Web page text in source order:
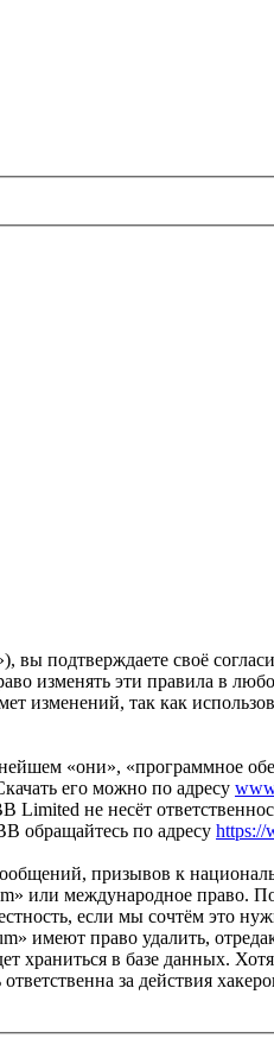
подтверждаете своё
изменять эти правила в
изменений, так как
«они», «программное
его можно по адресу
не несёт
обращайтесь по адресу https://
призывов к
или международное право.
если мы сочтём это
имеют право удалить,
храниться в базе данных.
за действия